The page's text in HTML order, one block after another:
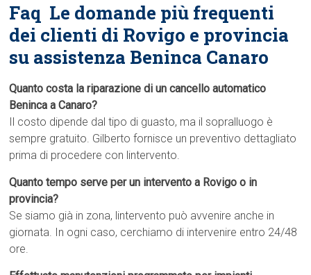
Faq  Le domande più frequenti
dei clienti di Rovigo e provincia
su assistenza Beninca Canaro
Quanto costa la riparazione di un cancello automatico
Beninca a Canaro?
Il costo dipende dal tipo di guasto, ma il sopralluogo è
sempre gratuito. Gilberto fornisce un preventivo dettagliato
prima di procedere con lintervento.
Quanto tempo serve per un intervento a Rovigo o in
provincia?
Se siamo già in zona, lintervento può avvenire anche in
giornata. In ogni caso, cerchiamo di intervenire entro 24/48
ore.